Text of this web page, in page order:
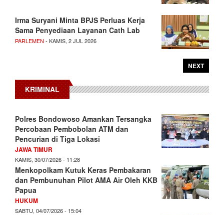
Irma Suryani Minta BPJS Perluas Kerja
Sama Penyediaan Layanan Cath Lab
PARLEMEN - KAMIS, 2 JUL 2026
NEXT
KRIMINAL
Polres Bondowoso Amankan Tersangka
Percobaan Pembobolan ATM dan
Pencurian di Tiga Lokasi
JAWA TIMUR
KAMIS, 30/07/2026 - 11:28
Menkopolkam Kutuk Keras Pembakaran
dan Pembunuhan Pilot AMA Air Oleh KKB
Papua
HUKUM
SABTU, 04/07/2026 - 15:04